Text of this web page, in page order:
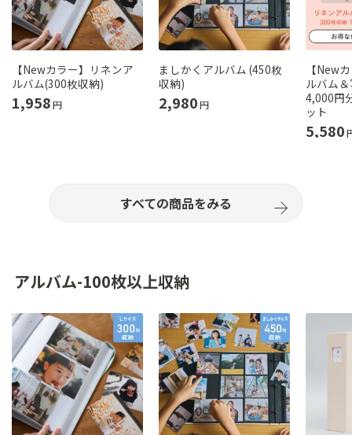
【Newカラー】リネンア
ルバム(300枚収納)
1,958円
ましかくアルバム (450枚
収納)
2,980円
【New
ルバム
4,000円
ット
5,580
すべての商品をみる
アルバム-100枚以上収納